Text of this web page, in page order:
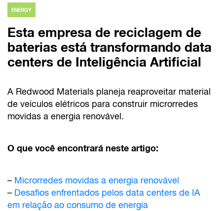
ENERGY
Esta empresa de reciclagem de
baterias está transformando data
centers de Inteligência Artificial
A Redwood Materials planeja reaproveitar material
de veículos elétricos para construir microrredes
movidas a energia renovável.
O que você encontrará neste artigo:
– Microrredes movidas a energia renovável
– Desafios enfrentados pelos data centers de IA
em relação ao consumo de energia